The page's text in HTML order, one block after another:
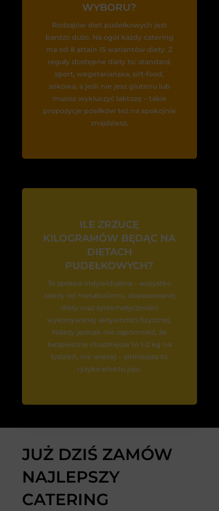
WYBORU?
Rodzajów diet pudełkowych jest
bardzo dużo. Na ogół każdy catering
ma od 8 attain 15 wariantów diety. Z
reguły dostępne diety to: standard,
sport, wegetariańska, sirt-food,
sokowa, a jeśli nie jesz glutenu lub
musisz wykluczyć laktozę – takie
propozycje posiłków też na spokojnie
znajdziesz.
ILE ZRZUCĘ
KILOGRAMÓW BĘDĄC NA
DIETACH
PUDEŁKOWYCH?
To sprawa indywidualna – wszystko
zależy od metabolizmu, dopasowanej
diety oraz systematyczności
wykonywanej aktywności fizycznej.
Należy jednak nie zapomnieć, że
bezpieczne chudnięcie to 1-2 kg na
tydzień, nie więcej – zmniejsza to
ryzyko efektu jojo.
JUŻ DZIŚ ZAMÓW
NAJLEPSZY
CATERING